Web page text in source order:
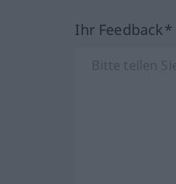
Ihr Feedback*